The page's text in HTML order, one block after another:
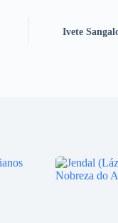
Ivete